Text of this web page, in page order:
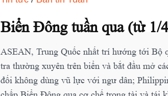
Biển Đông tuần qua (từ 1/
ASEAN, Trung Quốc nhất trí hướng tới Bộ
tra thường xuyên trên biển và bắt đầu mở
đối không dùng vũ lực với ngư dân;